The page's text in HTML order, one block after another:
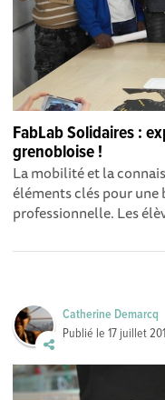
FabLab Solidaires :
grenobloise !
La mobilité et la
éléments clés pour
professionnelle. Les
Catherine Demarcq
Publié le17 juillet